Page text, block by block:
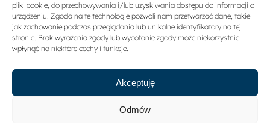
pliki cookie, do przechowywania i/lub uzyskiwania dostępu do informacji o
urządzeniu. Zgoda na te technologie pozwoli nam przetwarzać dane, takie
jak zachowanie podczas przeglądania lub unikalne identyfikatory na tej
stronie. Brak wyrażenia zgody lub wycofanie zgody może niekorzystnie
wpłynąć na niektóre cechy i funkcje.
Akceptuję
Odmów
Miejsce wydania: Warszawa
Sygnatura:3441